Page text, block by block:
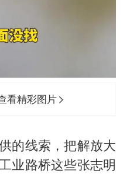
看精彩图片
的线索，把解放大
业路桥这些张志明